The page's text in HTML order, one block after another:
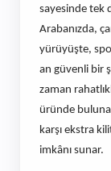
sayesinde tek
Arabanızda,
yürüyüşte,
an güvenli bir
zaman
üründe
karşı ekstra
imkânı sunar.